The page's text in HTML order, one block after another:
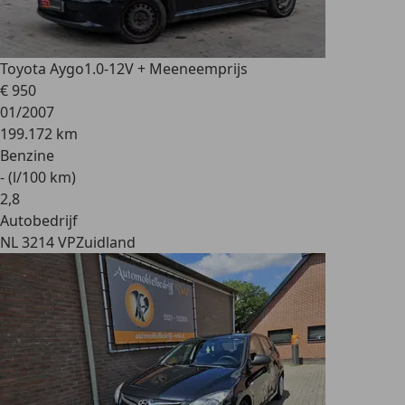
Toyota Aygo1.0-12V + Meeneemprijs
€ 950
01/2007
199.172 km
Benzine
- (l/100 km)
2,8
Autobedrijf
NL 3214 VPZuidland